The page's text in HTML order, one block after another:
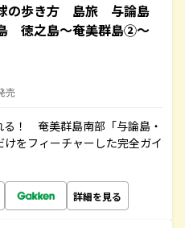
の歩き方 島旅 与論島
徳之島～奄美群島②～
売
る！ 奄美群島南部「与論島・
をフィーチャーした完全ガイ
詳細を見る